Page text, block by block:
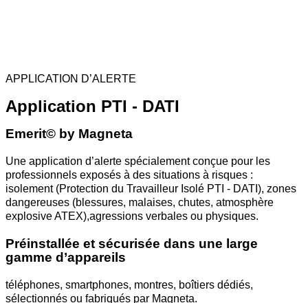
APPLICATION D’ALERTE
Application PTI - DATI
Emerit© by Magneta
Une application d’alerte spécialement conçue pour les
professionnels exposés à des situations à risques :
isolement (Protection du Travailleur Isolé PTI - DATI), zones
dangereuses (blessures, malaises, chutes, atmosphère
explosive ATEX),agressions verbales ou physiques.
Préinstallée et sécurisée dans une large
gamme d’appareils
téléphones, smartphones, montres, boîtiers dédiés,
sélectionnés ou fabriqués par Magneta.